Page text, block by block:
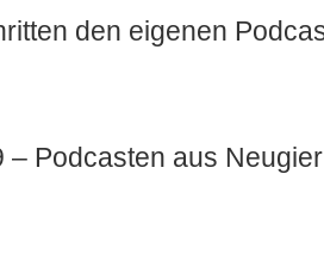
den eigenen
– Podcasten aus